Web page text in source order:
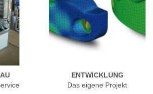
ENTWICKLUNG
Das eigene Projekt